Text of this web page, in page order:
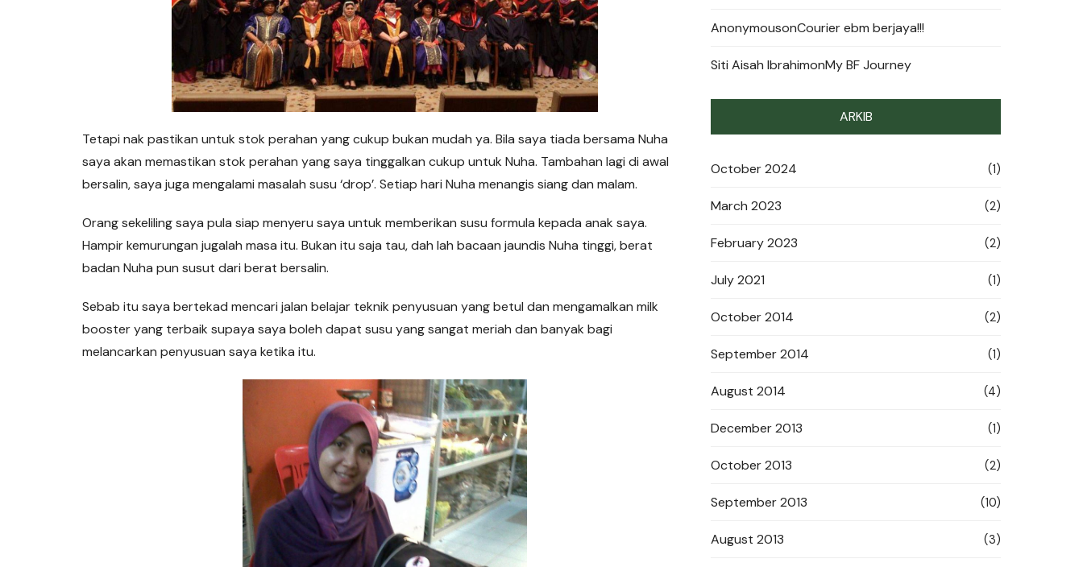
Tetapi nak pastikan untuk stok perahan yang cukup bukan mudah ya. Bila saya tiada bersama Nuha
saya akan memastikan stok perahan yang saya tinggalkan cukup untuk Nuha. Tambahan lagi di awal
bersalin, saya juga mengalami masalah susu ‘drop’. Setiap hari Nuha menangis siang dan malam.
Orang sekeliling saya pula siap menyeru saya untuk memberikan susu formula kepada anak saya.
Hampir kemurungan jugalah masa itu. Bukan itu saja tau, dah lah bacaan jaundis Nuha tinggi, berat
badan Nuha pun susut dari berat bersalin.
Sebab itu saya bertekad mencari jalan belajar teknik penyusuan yang betul dan mengamalkan milk
booster yang terbaik supaya saya boleh dapat susu yang sangat meriah dan banyak bagi
melancarkan penyusuan saya ketika itu.
AnonymousonCourier ebm berjaya!!!
Siti Aisah IbrahimonMy BF Journey
ARKIB
October 2024 (1)
March 2023 (2)
February 2023 (2)
July 2021 (1)
October 2014 (2)
September 2014 (1)
August 2014 (4)
December 2013 (1)
October 2013 (2)
September 2013 (10)
August 2013 (3)